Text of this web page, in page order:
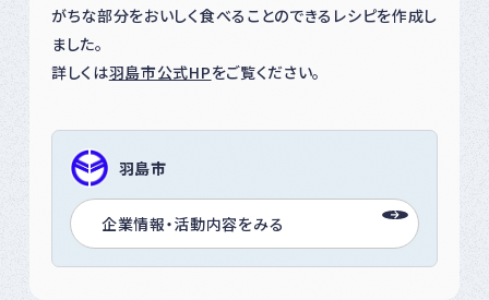
がちな部分をおいしく食べることのできるレシピを作成し
ました。
詳しくは羽島市公式HPをご覧ください。
羽島市
企業情報・活動内容をみる